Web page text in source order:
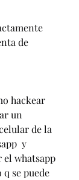
de
hackear
un
de la
y
el whatsapp
se puede